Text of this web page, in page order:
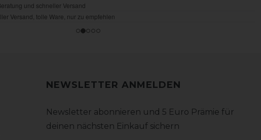
NEWSLETTER ANMELDEN
Newsletter abonnieren und 5 Euro Prämie für
deinen nächsten Einkauf sichern